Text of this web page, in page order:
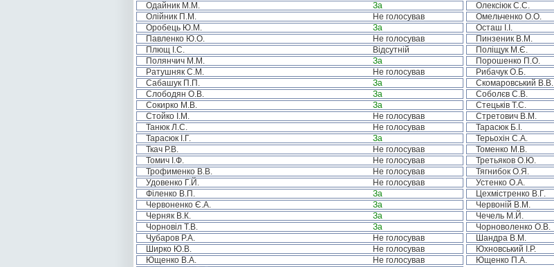
Одайник М.М.
За Олексіюк С.С.
Олійник П.М.
Не голосував Омельченко О.О.
Оробець Ю.М.
За Осташ І.І.
Павленко Ю.О.
Не голосував Пинзеник В.М.
Плющ І.С.
Відсутній Поліщук М.Є.
Полянчич М.М.
За Порошенко П.О.
Ратушняк С.М.
Не голосував Рибачук О.Б.
Сабашук П.П.
За Скомаровський В.В.
Слободян О.В.
За Соболєв С.В.
Сокирко М.В.
За Стецьків Т.С.
Стойко І.М.
Не голосував Стретович В.М.
Танюк Л.С.
Не голосував Тарасюк Б.І.
Тарасюк І.Г.
За Терьохін С.А.
Ткач Р.В.
Не голосував Томенко М.В.
Томич І.Ф.
Не голосував Третьяков О.Ю.
Трофименко В.В.
Не голосував Тягнибок О.Я.
Удовенко Г.Й.
Не голосував Устенко О.А.
Філенко В.П.
За Цехмістренко В.Г.
Червоненко Є.А.
За Червоній В.М.
Черняк В.К.
За Чечель М.Й.
Чорновіл Т.В.
За Чорноволенко О.В.
Чубаров Р.А.
Не голосував Шандра В.М.
Ширко Ю.В.
Не голосував Юхновський І.Р.
Ющенко В.А.
Не голосував Ющенко П.А.